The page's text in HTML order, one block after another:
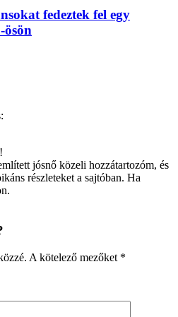
fedeztek fel egy
ösön
jósnő közeli hozzátartozóm, és
részleteket a sajtóban. Ha
A kötelező mezőket *